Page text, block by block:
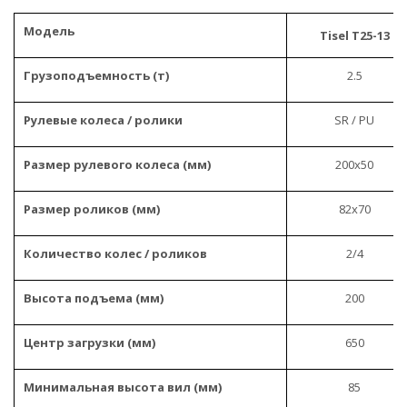
Модель Tisel T25-13
Грузоподъемность (т) 2.5
Рулевые колеса / ролики SR / PU
Размер рулевого колеса (мм) 200x50
Размер роликов (мм) 82x70
Количество колес / роликов 2/4
Высота подъема (мм) 200
Центр загрузки (мм) 650
Минимальная высота вил (мм) 85